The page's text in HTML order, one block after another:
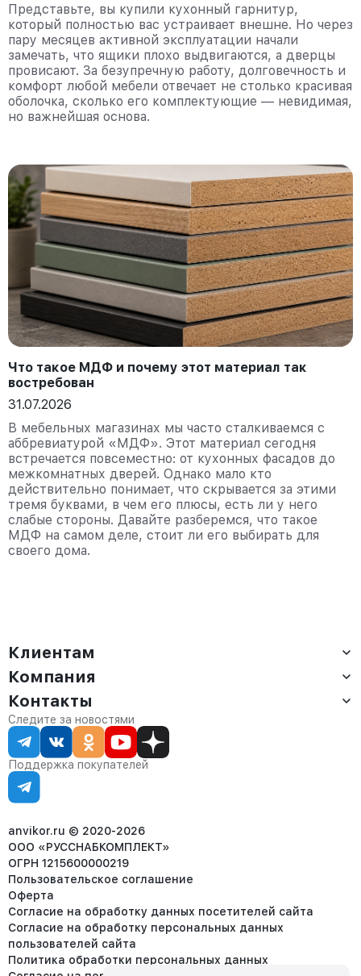
Представьте, вы купили кухонный гарнитур,
который полностью вас устраивает внешне. Но через
пару месяцев активной эксплуатации начали
замечать, что ящики плохо выдвигаются, а дверцы
провисают. За безупречную работу, долговечность и
комфорт любой мебели отвечает не столько красивая
оболочка, сколько его комплектующие — невидимая,
но важнейшая основа.
Что такое МДФ и почему этот материал так
востребован
31.07.2026
В мебельных магазинах мы часто сталкиваемся с
аббревиатурой «МДФ». Этот материал сегодня
встречается повсеместно: от кухонных фасадов до
межкомнатных дверей. Однако мало кто
действительно понимает, что скрывается за этими
тремя буквами, в чем его плюсы, есть ли у него
слабые стороны. Давайте разберемся, что такое
МДФ на самом деле, стоит ли его выбирать для
своего дома.
Клиентам
Доставка
Оплата
Сервис
Статус заказа
Статьи
Компания
О компании
Контакты
Партнёрам
Контакты
Отдел продаж:
8 (800) 234-22-62
corp@anvikor.ru
Ежедневно, с 7:00-19:00 (МСК)
Отдел рекламации:
8 (953) 455-25-61
info@anvikor.ru
Следите за новостями
Поддержка покупателей
anvikor.ru © 2020-2026
ООО «РУССНАБКОМПЛЕКТ»
ОГРН 1215600000219
Пользовательское соглашение
Оферта
Согласие на обработку данных посетителей сайта
Согласие на обработку персональных данных
пользователей сайта
Политика обработки персональных данных